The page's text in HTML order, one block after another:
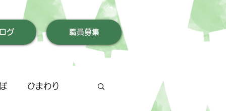
グ 職員募集
ひまわり